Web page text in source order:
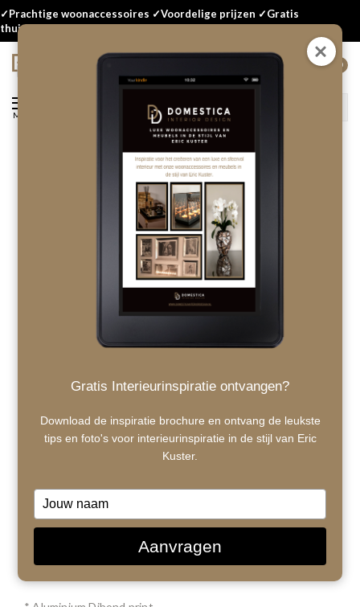
✓Prachtige woonaccessoires ✓Voordelige prijzen ✓Gratis
thuisbezorgd
Menu
Aluminium Art - Dollar Scarface
Laat als eerste een review achter!
€275,00
Gratis Interieurinspiratie ontvangen?
Download de inspiratie brochure en ontvang de leukste
tips en foto's voor interieurinspiratie in de stijl van Eric
Kuster.
Type
your
name
Aanvragen